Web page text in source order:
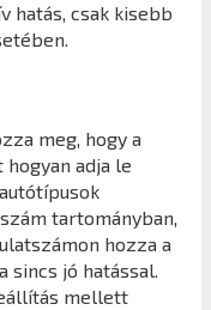
hatás, csak kisebb
meg, hogy a
adja le
tartományban,
hozza a
sincs jó hatással.
mellett